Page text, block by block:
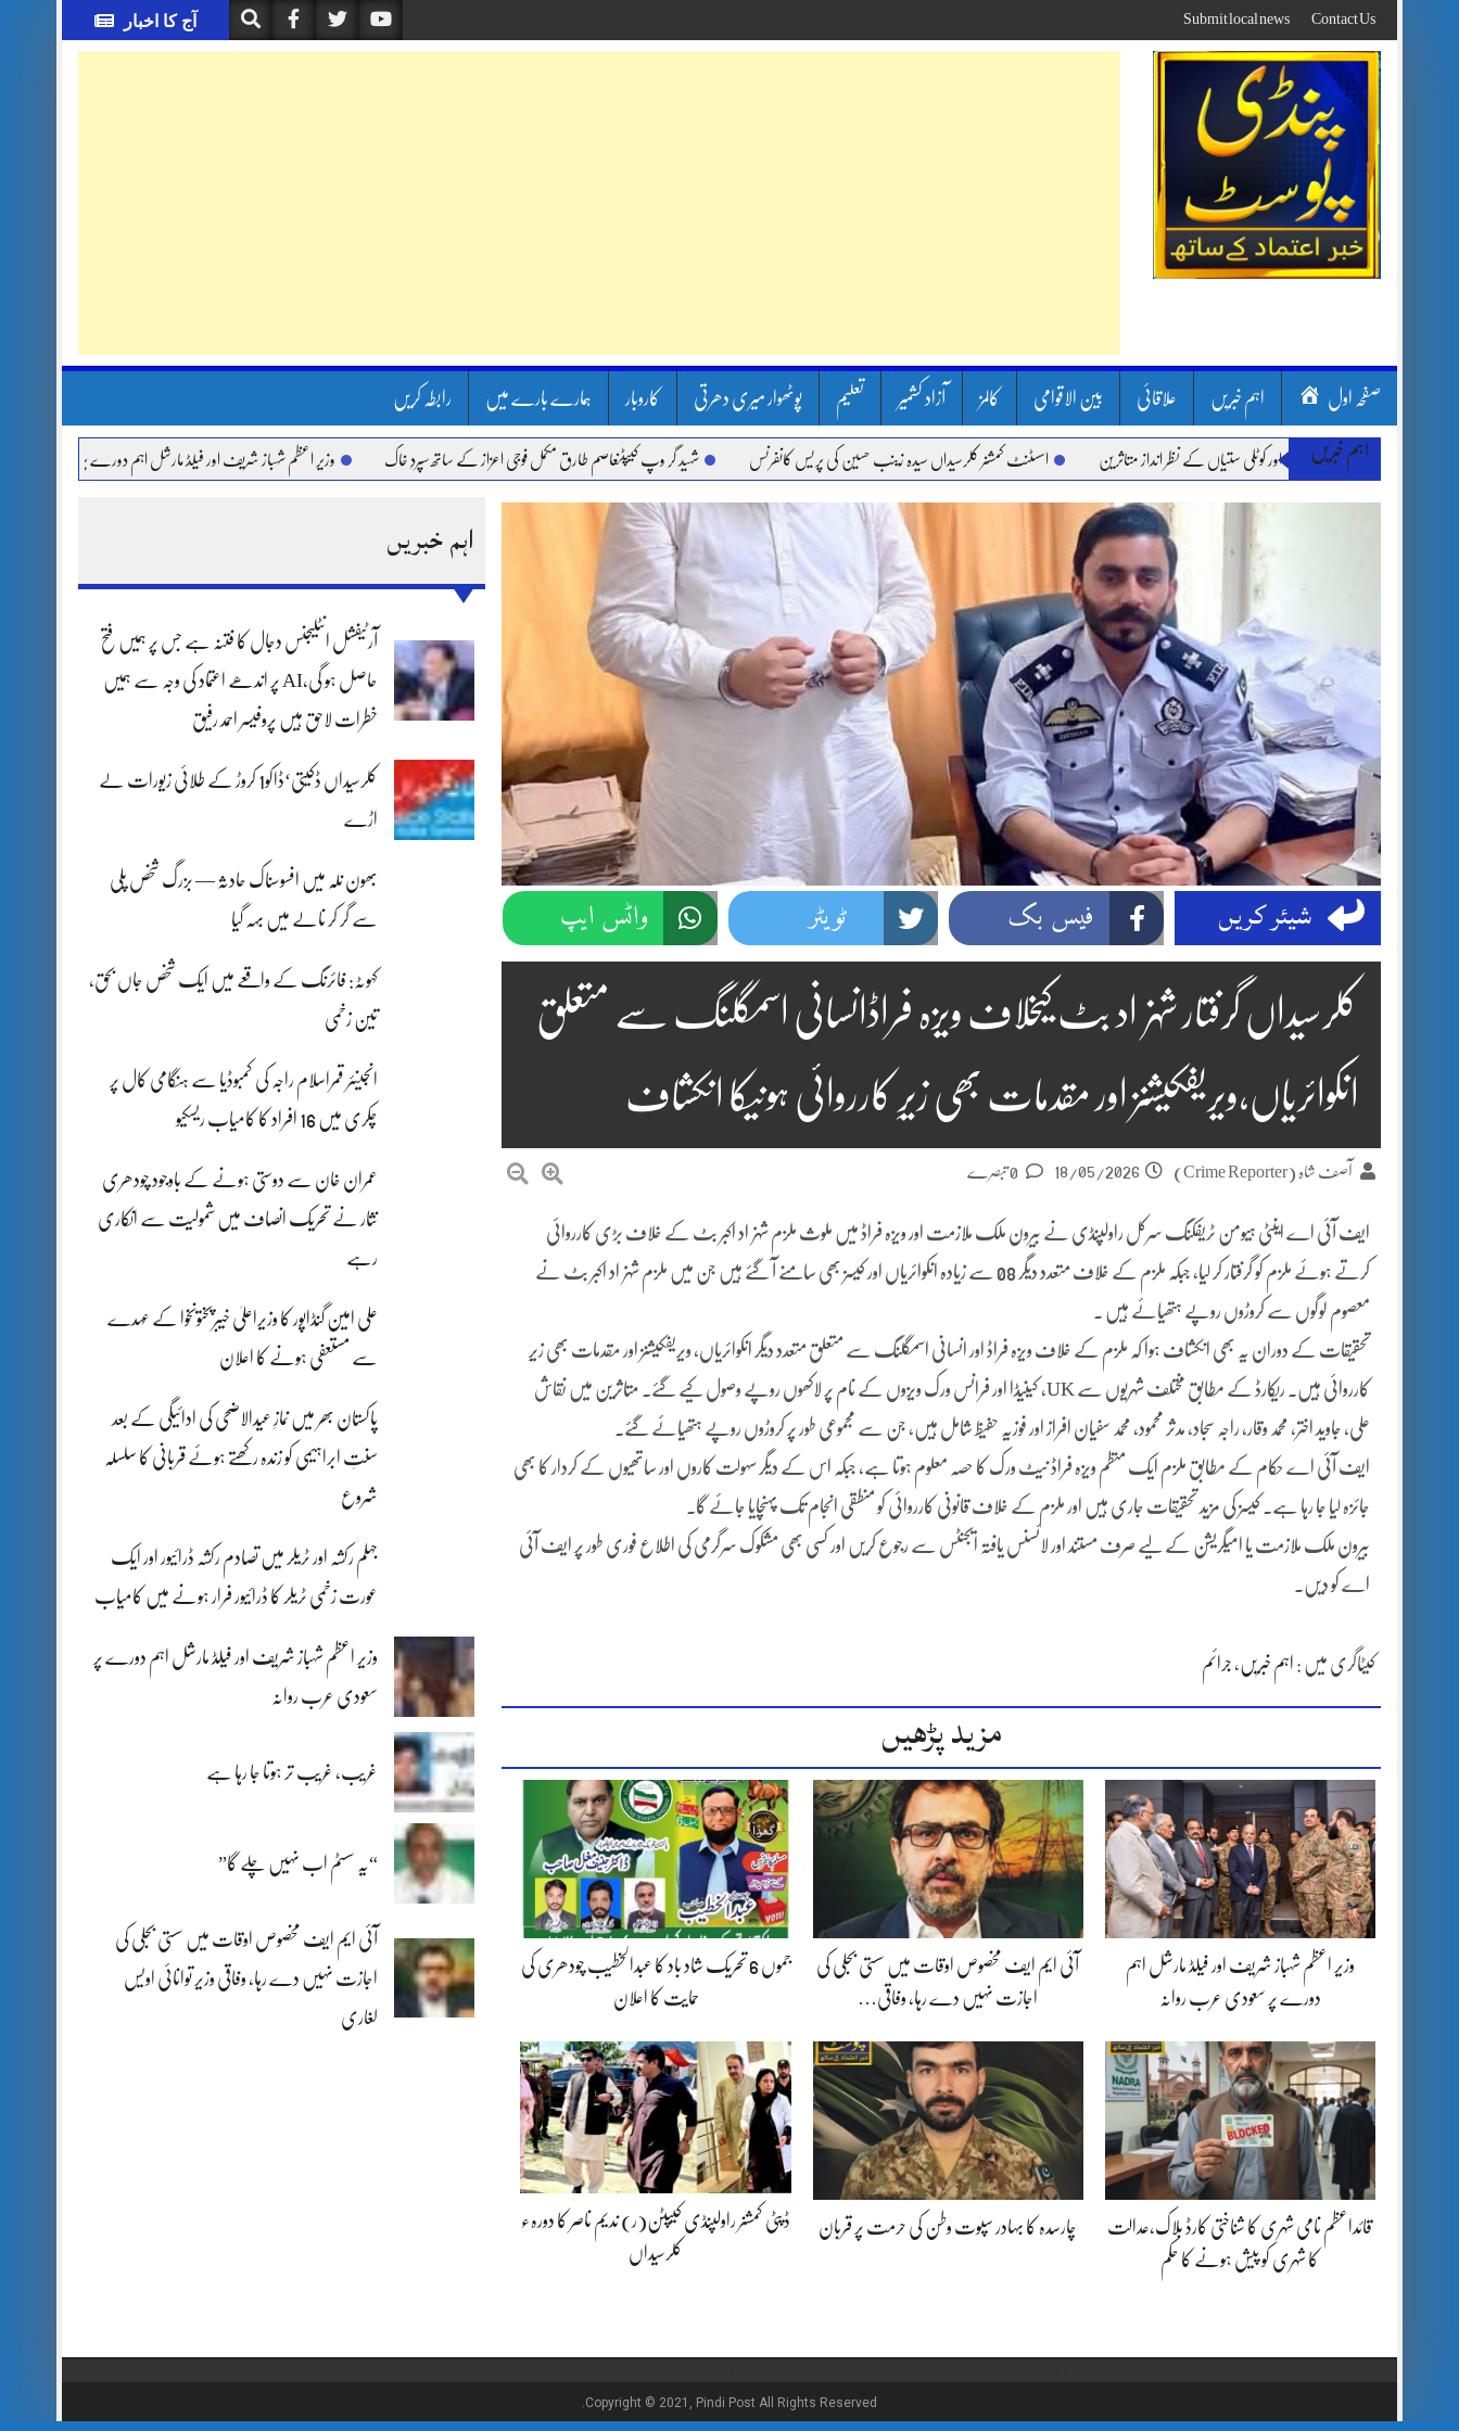
to
content
آج کا اخبار Contact Us
Submit local news
صفحہ اول اہم خبریں علاقائی بین الاقوامی کالمز آزاد کشمیر تعلیم پوٹھوار میری دھرتی کاروبار ہمارے بارے میں رابطہ کریں
اہم خبریں
لینڈ سلائیڈنگ اور کوٹلی ستیاں کے نظر انداز متاثرین اسسٹنٹ کمشنر کلرسیداں سیدہ زینب حسین کی پریس کانفرنس شہید گر وپ کیپٹنعاصم طارق مکمل فوجی اعزاز کے ساتھ سپردِ خاک وزیر اعظم شہباز شریف اور فیلڈ مارشل اہم دورے پر سعودی عرب روانہ
اہم خبریں
آرٹیفشل انٹلیجنس دجال کا فتنہ ہے جس پر ہمیں فتح
حاصل ہو گی،AI پر اندھے اعتماد کی وجہ سے ہمیں
خطرات لاحق ہیں پروفیسر احمد رفیق
کلرسیداں ڈکیتی‘ڈاکو1 کروڑ کے طلائی زیورات لے
اڑے
بھون نلہ میں افسوسناک حادثہ — بزرگ شخص پلی
سے گر کر نالے میں بہہ گیا
کہوٹہ: فائرنگ کے واقعے میں ایک شخص جاں بحق،
تین زخمی
انجینئر قمراسلام راجہ کی کمبوڈیا سے ہنگامی کال پر
چکری میں 16 افراد کا کامیاب ریسکیو
عمران خان سے دوستی ہونے کے باوجود چودھری
نثار نے تحریک انصاف میں شمولیت سے انکاری
رہے
علی امین گنڈاپور کا وزیراعلیٰ خیبرپختونخوا کے عہدے
سے مستعفی ہونے کا اعلان
پاکستان بھر میں نمازِ عیدالاضحی کی ادائیگی کے بعد
سنتِ ابراہیمی کو زندہ رکھتے ہوئے قربانی کا سلسلہ
شروع
جہلم رکشہ اور ٹریلر میں تصادم رکشہ ڈرائیور اور ایک
عورت زخمی ٹریلر کا ڈرائیور فرار ہونے میں کامیاب
وزیر اعظم شہباز شریف اور فیلڈ مارشل اہم دورے پر
سعودی عرب روانہ
غریب، غریب تر ہوتا جا رہا ہے
“یہ سسٹم اب نہیں چلے گا”
آئی ایم ایف مخصوص اوقات میں سستی بجلی کی
اجازت نہیں دے رہا، وفاقی وزیر توانائی اویس
لغاری
شیئر کریں فیس بک ٹویٹر واٹس ایپ
کلرسیداں گرفتار شہزاد بٹ کیخلاف ویزہ فراڈانسانی اسمگلنگ سے متعلق
انکوائریاں،ویریفکیشنز اور مقدمات بھی زیرِ کارروائی ہونیکا انکشاف
آصف شاہ (Crime Reporter) 18/05/2026
ایف آئی اے اینٹی ہیومن ٹریفکنگ سرکل راولپنڈی نے بیرون ملک ملازمت اور ویزہ فراڈ میں ملوث ملزم شہزاد اکبر بٹ کے خلاف بڑی کارروائی
کرتے ہوئے ملزم کو گرفتار کر لیا، جبکہ ملزم کے خلاف متعدد دیگر 08 سے زیادہ انکوائریاں اور کیسز بھی سامنے آ گئے ہیں جن میں ملزم شہزاد اکبر بٹ نے
معصوم لوگوں سے کروڑوں روپے ہتھیائے ہیں ۔
تحقیقات کے دوران یہ بھی انکشاف ہوا کہ ملزم کے خلاف ویزہ فراڈ اور انسانی اسمگلنگ سے متعلق متعدد دیگر انکوائریاں، ویریفکیشنز اور مقدمات بھی زیرِ
کارروائی ہیں۔ ریکارڈ کے مطابق مختلف شہریوں سے UK، کینیڈا اور فرانس ورک ویزوں کے نام پر لاکھوں روپے وصول کیے گئے۔ متاثرین میں نقاش
علی، جاوید اختر، محمد وقار، راجہ سجاد، مدثر محمود، محمد سفیان افراز اور فوزیہ حفیظ شامل ہیں، جن سے مجموعی طور پر کروڑوں روپے ہتھیائے گئے۔
ایف آئی اے حکام کے مطابق ملزم ایک منظم ویزہ فراڈ نیٹ ورک کا حصہ معلوم ہوتا ہے، جبکہ اس کے دیگر سہولت کاروں اور ساتھیوں کے کردار کا بھی
جائزہ لیا جا رہا ہے۔ کیسز کی مزید تحقیقات جاری ہیں اور ملزم کے خلاف قانونی کارروائی کو منطقی انجام تک پہنچایا جائے گا۔
بیرون ملک ملازمت یا امیگریشن کے لیے صرف مستند اور لائسنس یافتہ ایجنٹس سے رجوع کریں اور کسی بھی مشکوک سرگرمی کی اطلاع فوری طور پر ایف آئی
اے کو دیں۔
کیٹاگری میں : اہم خبریں ، جرائم
مزید پڑھیں
وزیر اعظم شہباز شریف اور فیلڈ مارشل اہم
دورے پر سعودی عرب روانہ
آئی ایم ایف مخصوص اوقات میں سستی بجلی کی
اجازت نہیں دے رہا، وفاقی…
جموں 6 تحریک شاد باد کا عبدالخطیب چودھری کی
حمایت کا اعلان
قائداعظم نامی شہری کا شناختی کارڈ بلاک،عدالت
کا شہری کو پیش ہونے کا حکم
چارسدہ کا بہادر سپوت وطن کی حرمت پر قربان
ڈپٹی کمشنر راولپنڈی کیپٹن(ر) ندیم ناصر کا دورہء
کلرسیداں
Copyright © 2021, Pindi Post All Rights Reserved.